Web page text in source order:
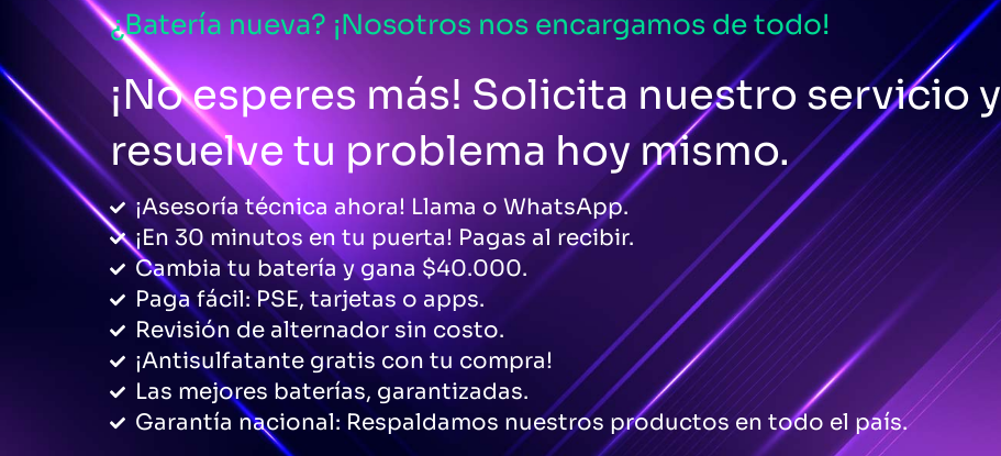
¿Batería nueva? ¡Nosotros nos encargamos de todo!
¡No esperes más! Solicita nuestro servicio y
resuelve tu problema hoy mismo.
¡Asesoría técnica ahora! Llama o WhatsApp.
¡En 30 minutos en tu puerta! Pagas al recibir.
Cambia tu batería y gana $40.000.
Paga fácil: PSE, tarjetas o apps.
Revisión de alternador sin costo.
¡Antisulfatante gratis con tu compra!
Las mejores baterías, garantizadas.
Garantía nacional: Respaldamos nuestros productos en todo el país.